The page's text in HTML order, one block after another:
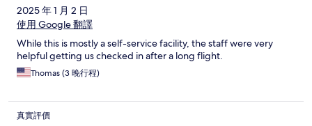
2025 年 1 月 2 日
使用 Google 翻譯
While this is mostly a self-service facility, the staff were very
helpful getting us checked in after a long flight.
Thomas (3 晚行程)
真實評價